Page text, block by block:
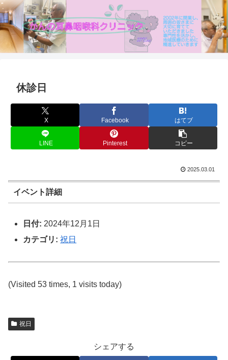
休診日
X Facebook はてブ
LINE Pinterest コピー
2025.03.01
イベント詳細
日付: 2024年12月1日
カテゴリ: 祝日
(Visited 53 times, 1 visits today)
祝日
シェアする